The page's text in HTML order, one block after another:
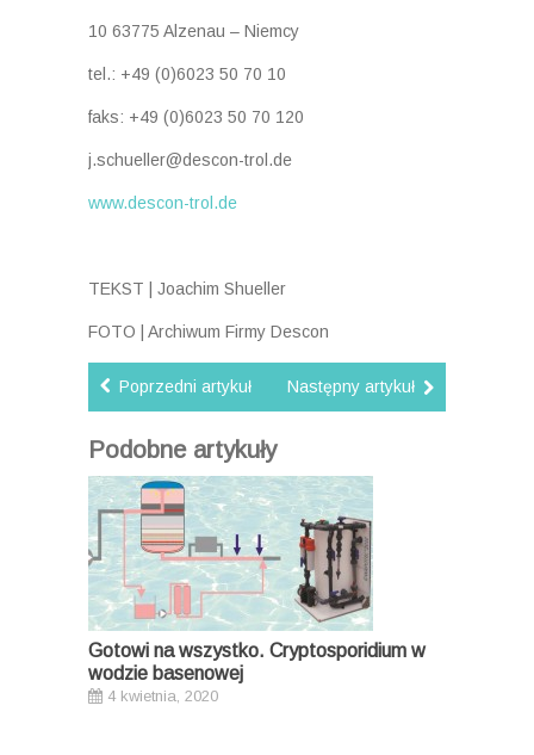
10 63775 Alzenau – Niemcy
tel.: +49 (0)6023 50 70 10
faks: +49 (0)6023 50 70 120
j.schueller@descon-trol.de
www.descon-trol.de
TEKST | Joachim Shueller
FOTO | Archiwum Firmy Descon
Poprzedni artykuł Następny artykuł
Podobne artykuły
Gotowi na wszystko. Cryptosporidium w
wodzie basenowej
4 kwietnia, 2020